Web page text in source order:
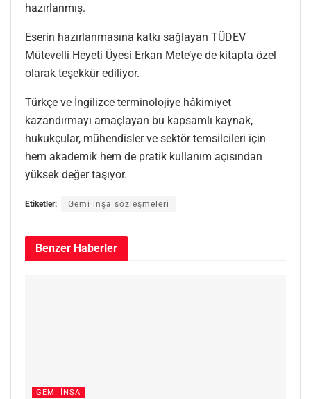
hazırlanmış.
Eserin hazırlanmasına katkı sağlayan TÜDEV
Mütevelli Heyeti Üyesi Erkan Mete’ye de kitapta özel
olarak teşekkür ediliyor.
Türkçe ve İngilizce terminolojiye hâkimiyet
kazandırmayı amaçlayan bu kapsamlı kaynak,
hukukçular, mühendisler ve sektör temsilcileri için
hem akademik hem de pratik kullanım açısından
yüksek değer taşıyor.
Etiketler: Gemi inşa sözleşmeleri
Benzer Haberler
GEMI İNŞA